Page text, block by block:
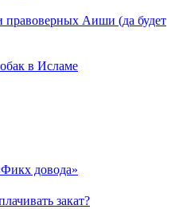
правоверных Аиши (да будет
в Исламе
довода»
закат?